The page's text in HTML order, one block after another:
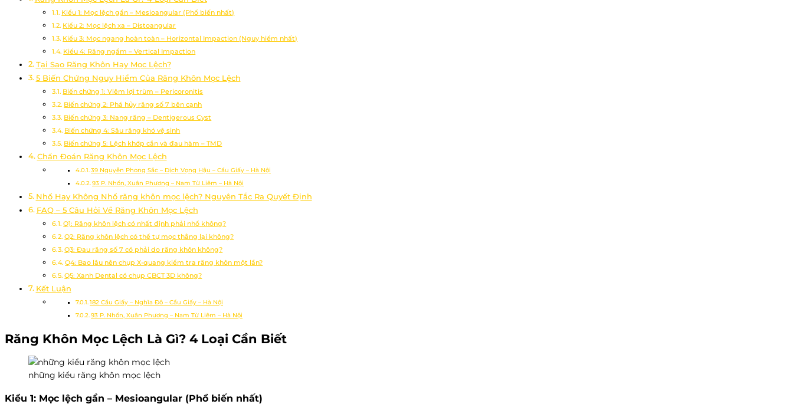
Kiểu 1: Mọc lệch gần – Mesioangular (Phổ biến nhất)
Kiểu 2: Mọc lệch xa – Distoangular
Kiểu 3: Mọc ngang hoàn toàn – Horizontal Impaction (Nguy hiểm nhất)
Kiểu 4: Răng ngầm – Vertical Impaction
Tại Sao Răng Khôn Hay Mọc Lệch?
5 Biến Chứng Nguy Hiểm Của Răng Khôn Mọc Lệch
Biến chứng 1: Viêm lợi trùm – Pericoronitis
Biến chứng 2: Phá hủy răng số 7 bên cạnh
Biến chứng 3: Nang răng – Dentigerous Cyst
Biến chứng 4: Sâu răng khó vệ sinh
Biến chứng 5: Lệch khớp cắn và đau hàm – TMD
Chẩn Đoán Răng Khôn Mọc Lệch
39 Nguyễn Phong Sắc – Dịch Vọng Hậu – Cầu Giấy – Hà Nội
93 P. Nhổn, Xuân Phương – Nam Từ Liêm – Hà Nội
Nhổ Hay Không Nhổ răng khôn mọc lệch? Nguyên Tắc Ra Quyết Định
FAQ – 5 Câu Hỏi Về Răng Khôn Mọc Lệch
Q1: Răng khôn lệch có nhất định phải nhổ không?
Q2: Răng khôn lệch có thể tự mọc thẳng lại không?
Q3: Đau răng số 7 có phải do răng khôn không?
Q4: Bao lâu nên chụp X-quang kiểm tra răng khôn một lần?
Q5: Xanh Dental có chụp CBCT 3D không?
Kết Luận
182 Cầu Giấy – Nghĩa Đô – Cầu Giấy – Hà Nội
93 P. Nhổn, Xuân Phương – Nam Từ Liêm – Hà Nội
Răng Khôn Mọc Lệch Là Gì? 4 Loại Cần Biết
những kiểu răng khôn mọc lệch
Kiểu 1: Mọc lệch gần – Mesioangular (Phổ biến nhất)